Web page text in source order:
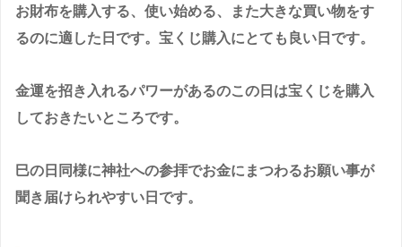
お財布を購入する、使い始める、また大きな買い物をす
るのに適した日です。宝くじ購入にとても良い日です。
金運を招き入れるパワーがあるのこの日は宝くじを購入
しておきたいところです。
巳の日同様に神社への参拝でお金にまつわるお願い事が
聞き届けられやすい日です。